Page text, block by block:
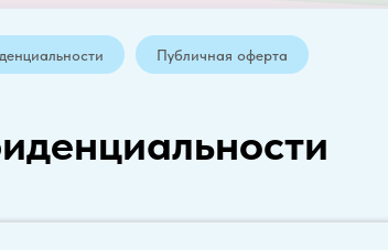
Публичная оферта